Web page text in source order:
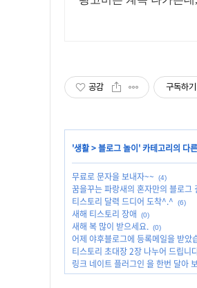
공감 구독하기
'생활>블로그 놀이' 카테고리의 다
무료로 문자을 보내자~~ (4)
꿈을꾸는 파랑새의 혼자만의 블로그
티스토리 달력 드디어 도착^.^ (6)
새해 티스토리 장애 (0)
새해 복 많이 받으세요. (0)
어제 야후블로그에 등록메일을 받았
티스토리 초대장 2장 나누어 드립니
링크 네이트 플러그인 을 한번 달아